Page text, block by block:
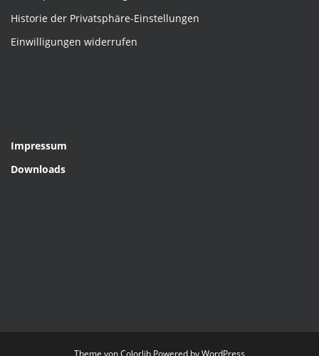
Historie der Privatsphäre-Einstellungen
Einwilligungen widerrufen
Impressum
Downloads
Theme vonColorlib Powered byWordPress